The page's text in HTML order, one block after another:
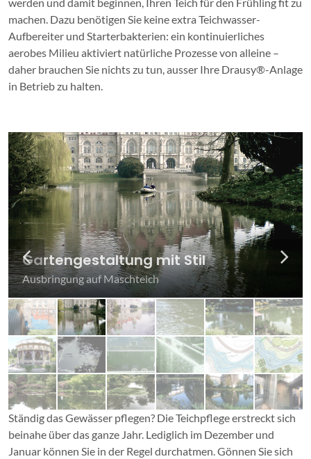
machen. Dazu benötigen Sie keine extra Teichwasser-
Aufbereiter und Starterbakterien: ein kontinuierliches
aerobes Milieu aktiviert natürliche Prozesse von alleine –
daher brauchen Sie nichts zu tun, ausser Ihre Drausy®-Anlage
in Betrieb zu halten.
Gartengestaltung mit Stil
Rolle bereit zur Ausbringung
Gartengestaltung mit Stil
Ausbringung auf Maschteich
Gartengestaltung mit Stil
Parkanlage im Einklang mit Drausy®
Gartengestaltung mit Stil
Parkanlage im Einklang mit Drausy®
Gartengestaltung mit Stil
Parkanlage im Einklang mit Drausy®
Gartengestaltung mit Stil
Parkanlage im Einklang mit Drausy®
Gartengestaltung mit Stil
Parkanlage im Einklang mit Drausy®
Gartengestaltung mit Stil
Gartenanlage im Einklang mit Drausy®
Gartengestaltung mit Stil
Gartenanlage im Einklang mit Drausy®
Gartengestaltung mit Stil
Gartenanlage im Einklang mit Drausy®
Gartengestaltung mit Stil
Gartenanlage im Einklang mit Drausy®
Gartengestaltung mit Stil
Gartenanlage im Einklang mit Drausy®
Gartengestaltung mit Stil
Gartenanlage im Einklang mit Drausy®
Gartengestaltung mit Stil
Gartenanlage im Einklang mit Drausy®
Gartengestaltung mit Stil
Gartenanlage im Einklang mit Drausy®
Gartengestaltung mit Stil
Kleinod in Wohnanlage
Gartengestaltung mit Stil
Kleinod in Wohnanlage
Gartengestaltung mit Stil
Kleinod in Wohnanlage
Ständig das Gewässer pflegen? Die Teichpflege erstreckt sich
beinahe über das ganze Jahr. Lediglich im Dezember und
Januar können Sie in der Regel durchatmen. Gönnen Sie sich